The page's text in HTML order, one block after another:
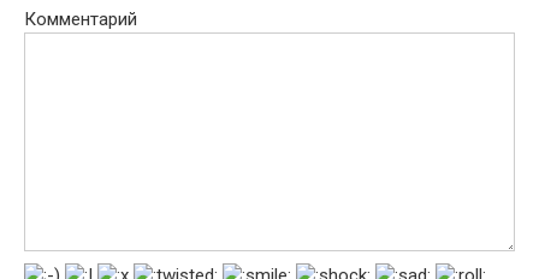
Комментарий